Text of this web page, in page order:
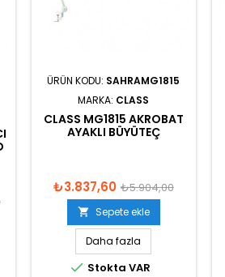
ÜRÜN KODU: SAHRAMG1815
MARKA: CLASS
CLASS MG1815 AKROBAT
AYAKLI BÜYÜTEÇ
₺3.837,60 ₺5.904,00
 Sepete ekle
Daha fazla
 Stokta VAR